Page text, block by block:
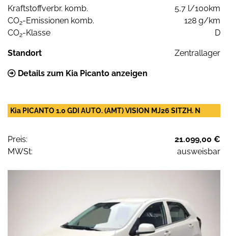
Kraftstoffverbr. komb.
5,7 l/100km
CO2-Emissionen komb.
128 g/km
CO2-Klasse D
Standort Zentrallager
Details zum Kia Picanto anzeigen
Kia PICANTO 1.0 GDI AUTO. (AMT) VISION MJ26 SITZH. N
Preis:
21.099,00 €
MWSt:
ausweisbar